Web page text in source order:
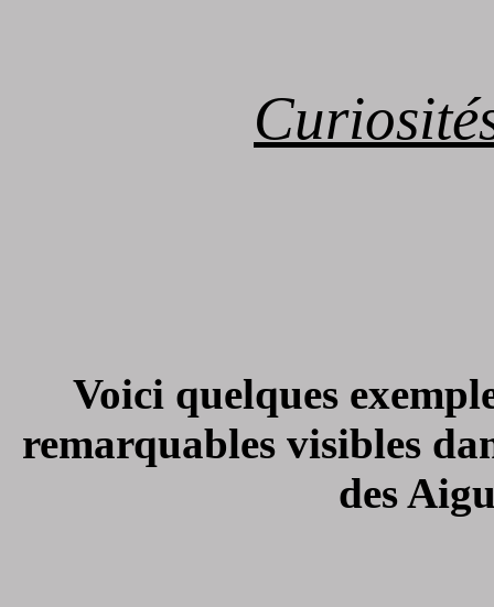
Voici quelques
remarquables visibles
des